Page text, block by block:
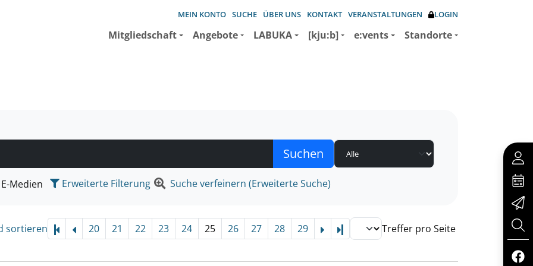
MEIN KONTO SUCHE ÜBER UNS KONTAKT VERANSTALTUNGEN LOGIN
Mitgliedschaft Angebote LABUKA [kju:b] e:vents Standorte
suchen wollen.
E-Medien Erweiterte Filterung Suche verfeinern (Erweiterte Suche)
sortieren 20 21 22 23 24 25 26 27 28 29 Letzte SeiteTreffer pro Seite